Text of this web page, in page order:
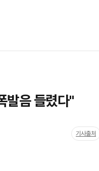
발음 들렸다"
기사출처